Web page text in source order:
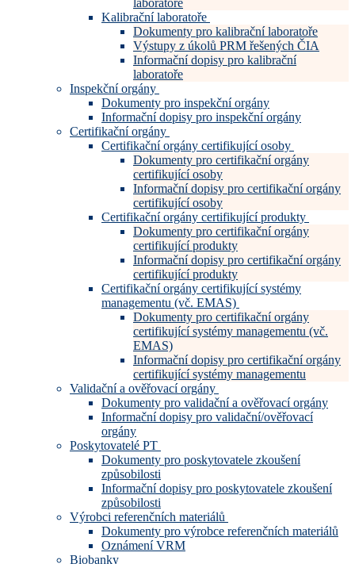
laboratoře
Kalibrační laboratoře
Dokumenty pro kalibrační laboratoře
Výstupy z úkolů PRM řešených ČIA
Informační dopisy pro kalibrační
laboratoře
Inspekční orgány
Dokumenty pro inspekční orgány
Informační dopisy pro inspekční orgány
Certifikační orgány
Certifikační orgány certifikující osoby
Dokumenty pro certifikační orgány
certifikující osoby
Informační dopisy pro certifikační orgány
certifikující osoby
Certifikační orgány certifikující produkty
Dokumenty pro certifikační orgány
certifikující produkty
Informační dopisy pro certifikační orgány
certifikující produkty
Certifikační orgány certifikující systémy
managementu (vč. EMAS)
Dokumenty pro certifikační orgány
certifikující systémy managementu (vč.
EMAS)
Informační dopisy pro certifikační orgány
certifikující systémy managementu
Validační a ověřovací orgány
Dokumenty pro validační a ověřovací orgány
Informační dopisy pro validační/ověřovací
orgány
Poskytovatelé PT
Dokumenty pro poskytovatele zkoušení
způsobilosti
Informační dopisy pro poskytovatele zkoušení
způsobilosti
Výrobci referenčních materiálů
Dokumenty pro výrobce referenčních materiálů
Oznámení VRM
Biobanky